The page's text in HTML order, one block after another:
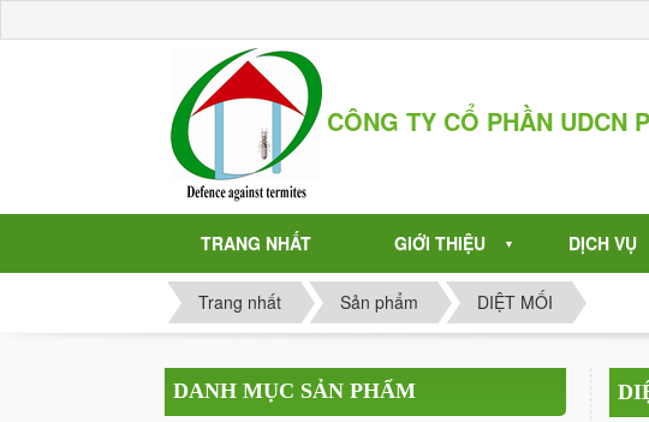
CÔNG TY CỔ PHẦN UDCN
TRANG NHẤT GIỚI THIỆU ▼ DỊCH VỤ
Trang nhất Sản phẩm DIỆT MỐI
DANH MỤC SẢN PHẨM